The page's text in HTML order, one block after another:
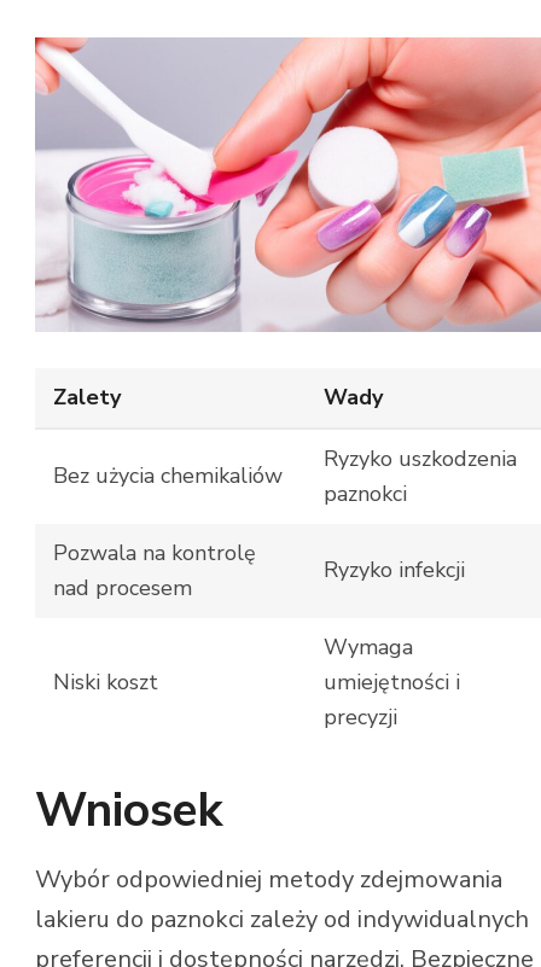
Zalety Wady
Bez użycia chemikaliów
Ryzyko uszkodzenia
paznokci
Pozwala na kontrolę
nad procesem
Ryzyko infekcji
Niski koszt
Wymaga
umiejętności i
precyzji
Wniosek
Wybór odpowiedniej metody zdejmowania
lakieru do paznokci zależy od indywidualnych
preferencji i dostępności narzędzi. Bezpieczne